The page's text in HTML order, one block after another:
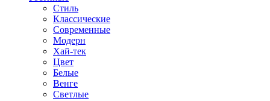
Стиль
Классические
Современные
Модерн
Хай-тек
Цвет
Белые
Венге
Светлые